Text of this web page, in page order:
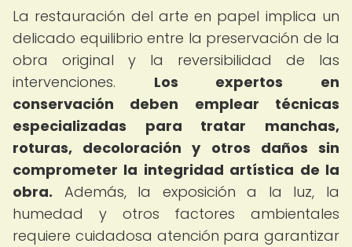
La restauración del arte en papel implica un
delicado equilibrio entre la preservación de la
obra original y la reversibilidad de las
intervenciones. Los expertos en
conservación deben emplear técnicas
especializadas para tratar manchas,
roturas, decoloración y otros daños sin
comprometer la integridad artística de la
obra. Además, la exposición a la luz, la
humedad y otros factores ambientales
requiere cuidadosa atención para garantizar